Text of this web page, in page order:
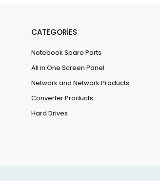
CATEGORİES
Notebook Spare Parts
All in One Screen Panel
Network and Network Products
Converter Products
Hard Drives